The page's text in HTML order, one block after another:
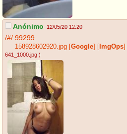
Anónimo 12/05/20 12:20
/#/ 99299
158928602920.jpg [Google] [ ImgOps]
641_1000.jpg )